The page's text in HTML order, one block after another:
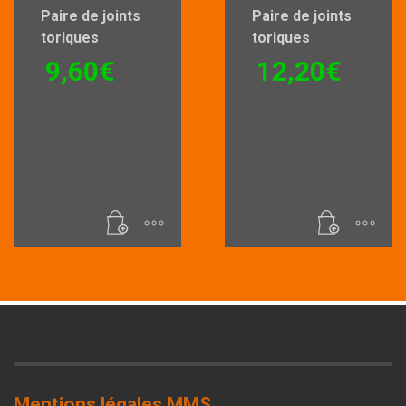
Paire de joints
toriques
9,60€
Paire de joints
toriques
12,20€